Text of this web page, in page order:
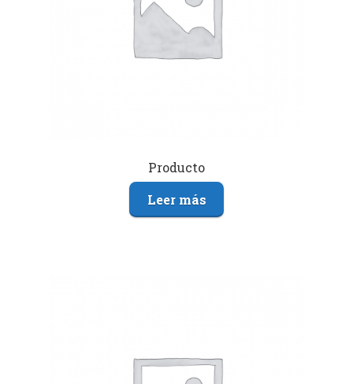
Producto
Leer más